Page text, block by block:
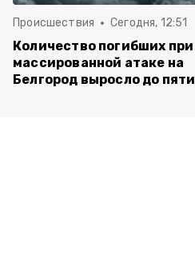
Происшествия Сегодня, 12:51
Количество погибших при
массированной атаке на
Белгород выросло до пяти